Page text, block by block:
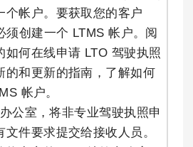
个帐户。要获取您的客户
须创建一个 LTMS 帐户。阅
如何在线申请 LTO 驾驶执照
的和更新的指南，了解如何
帐户。
公室，将非专业驾驶执照申
文件要求提交给接收人员。